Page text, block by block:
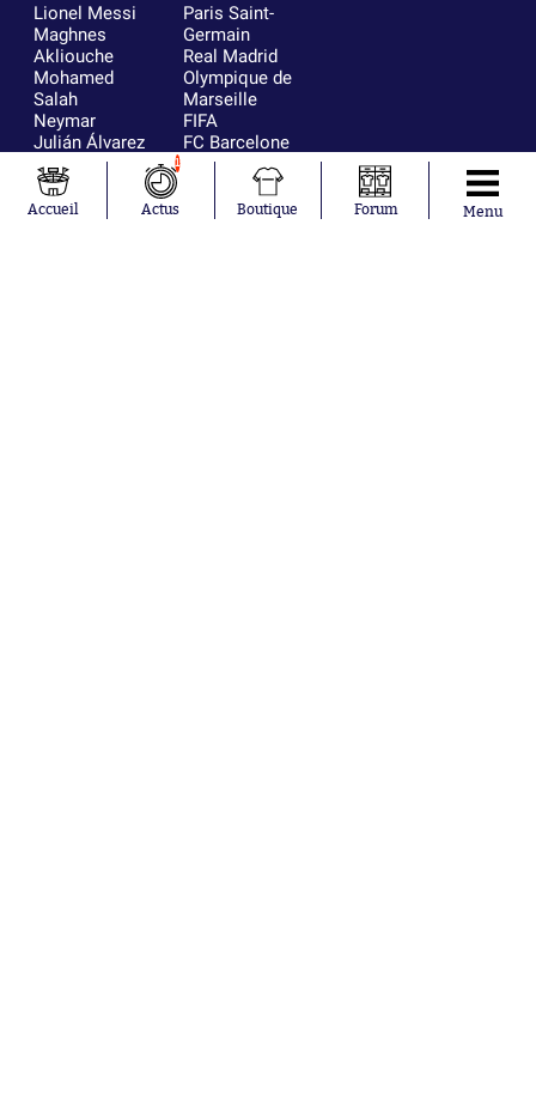
Lionel Messi
Maghnes
Akliouche
Mohamed
Salah
Neymar
Julián Álvarez
Ferrán Torres
Kilian Corredor
Franco
Paris Saint-
Germain
Real Madrid
Olympique de
Marseille
FIFA
FC Barcelone
Argentine
Olympique
lyonnais
Accueil
1
Actus Boutique Forum Menu